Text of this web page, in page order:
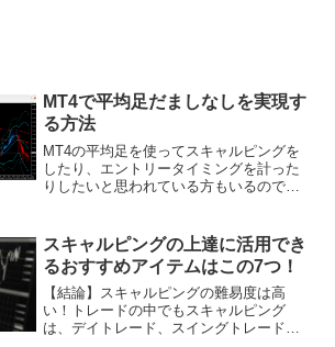
MT4で平均足だましなしを実現す
る方法
MT4の平均足を使ってスキャルピングを
したり、エントリータイミングを計った
りしたいと思われている方もいるのでは
く非常に便利です。しかし、MT4の平均
足はだましが多く、上...
スキャルピングの上達に活用でき
るおすすめアイテムはこの7つ！
【結論】スキャルピングの難易度は高
い！トレードの中でもスキャルピング
は、デイトレード、スイングトレードよ